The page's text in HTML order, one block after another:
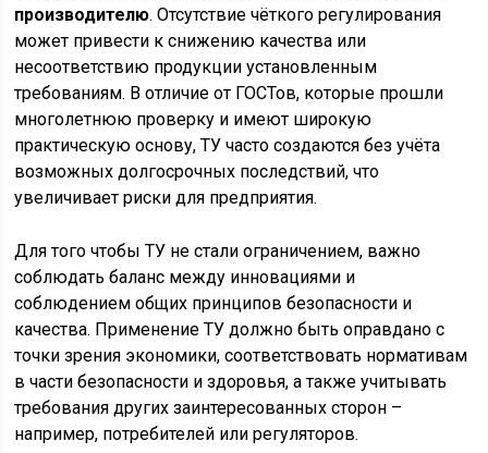
производителю. Отсутствие чёткого регулирования
может привести к снижению качества или
несоответствию продукции установленным
требованиям. В отличие от ГОСТов, которые прошли
многолетнюю проверку и имеют широкую
практическую основу, ТУ часто создаются без учёта
возможных долгосрочных последствий, что
увеличивает риски для предприятия.
Для того чтобы ТУ не стали ограничением, важно
соблюдать баланс между инновациями и
соблюдением общих принципов безопасности и
качества. Применение ТУ должно быть оправдано с
точки зрения экономики, соответствовать нормативам
в части безопасности и здоровья, а также учитывать
требования других заинтересованных сторон –
например, потребителей или регуляторов.